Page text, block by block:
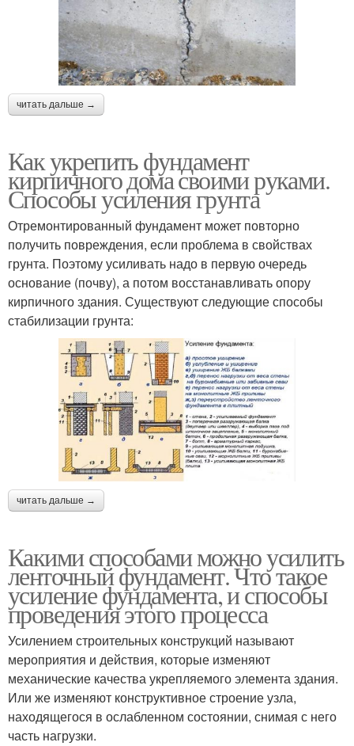
читать дальше →
Как укрепить фундамент
кирпичного дома своими руками.
Способы усиления грунта
Отремонтированный фундамент может повторно
получить повреждения, если проблема в свойствах
грунта. Поэтому усиливать надо в первую очередь
основание (почву), а потом восстанавливать опору
кирпичного здания. Существуют следующие способы
стабилизации грунта:
читать дальше →
Какими способами можно усилить
ленточный фундамент. Что такое
усиление фундамента, и способы
проведения этого процесса
Усилением строительных конструкций называют
мероприятия и действия, которые изменяют
механические качества укрепляемого элемента здания.
Или же изменяют конструктивное строение узла,
находящегося в ослабленном состоянии, снимая с него
часть нагрузки.